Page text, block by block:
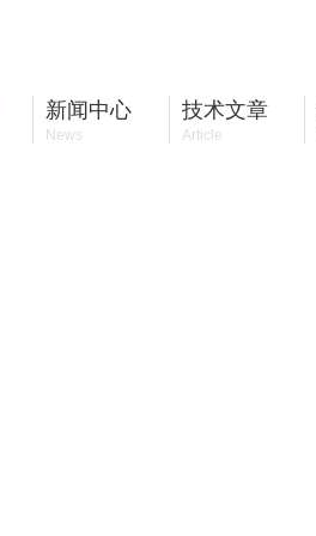
新闻中心
News
技术文章
Article